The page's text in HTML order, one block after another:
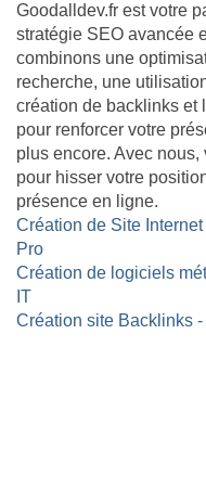
Goodalldev.fr est votre
stratégie SEO avancée
combinons une
recherche, une
création de backlinks et
pour renforcer votre
plus encore. Avec
pour hisser votre
présence en ligne.
Création de Site
Pro
Création de logiciels
IT
Création site Backlinks